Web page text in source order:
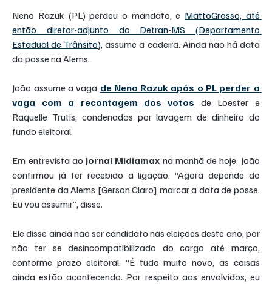
Neno Razuk (PL) perdeu o mandato, e MattoGrosso, até
então diretor-adjunto do Detran-MS (Departamento
Estadual de Trânsito), assume a cadeira. Ainda não há data
da posse na Alems.
João assume a vaga de Neno Razuk após o PL perder a
vaga com a recontagem dos votos de Loester e
Raquelle Trutis, condenados por lavagem de dinheiro do
fundo eleitoral.
Em entrevista ao Jornal Midiamax na manhã de hoje, João
confirmou já ter recebido a ligação. “Agora depende do
presidente da Alems [Gerson Claro] marcar a data de posse.
Eu vou assumir”, disse.
Ele disse ainda não ser candidato nas eleições deste ano, por
não ter se desincompatibilizado do cargo até março,
conforme prazo eleitoral. “É tudo muito novo, as coisas
ainda estão acontecendo. Por respeito aos envolvidos, eu